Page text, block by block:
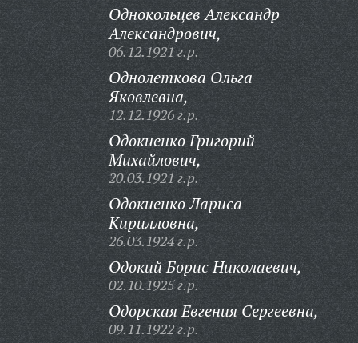
Однокольцев Александр
Александрович,
06.12.1921 г.р.
Однолеткова Ольга
Яковлевна,
12.12.1926 г.р.
Одокиенко Григорий
Михайлович,
20.03.1921 г.р.
Одокиенко Лариса
Кирилловна,
26.03.1924 г.р.
Одокий Борис Николаевич,
02.10.1925 г.р.
Одорская Евгения Сергеевна,
09.11.1922 г.р.